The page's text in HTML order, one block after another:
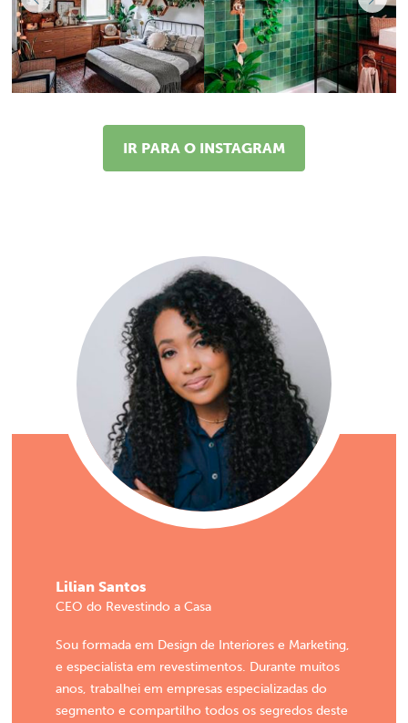
IR PARA O INSTAGRAM
Lilian Santos
CEO do Revestindo a Casa
Sou formada em Design de Interiores e Marketing,
e especialista em revestimentos. Durante muitos
anos, trabalhei em empresas especializadas do
segmento e compartilho todos os segredos deste